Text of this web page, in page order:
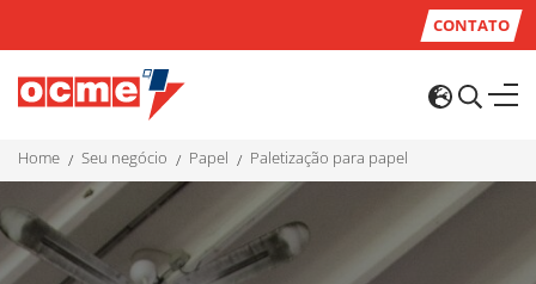
CONTATO
home seu negócio papel paletização para papel